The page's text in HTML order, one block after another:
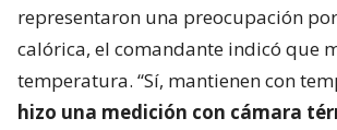
representaron una preocupación
calórica, el comandante indicó que
temperatura. “Sí, mantienen con
hizo una medición con cámara